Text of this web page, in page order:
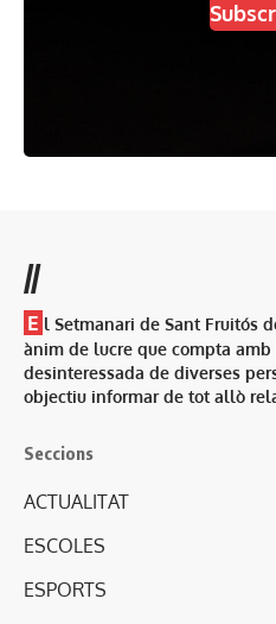
//
E l Setmanari de Sant Fruitós
ànim de lucre que compta amb
desinteressada de diverses
objectiu informar de tot allò
Seccions
ACTUALITAT
ESCOLES
ESPORTS